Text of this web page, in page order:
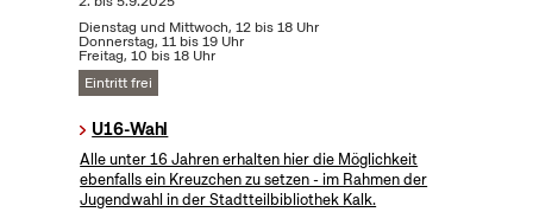
Dienstag und Mittwoch, 12 bis 18 Uhr
Donnerstag, 11 bis 19 Uhr
Freitag, 10 bis 18 Uhr
Eintritt frei
U16-Wahl
Alle unter 16 Jahren erhalten hier die Möglichkeit
ebenfalls ein Kreuzchen zu setzen - im Rahmen der
Jugendwahl in der Stadtteilbibliothek Kalk.